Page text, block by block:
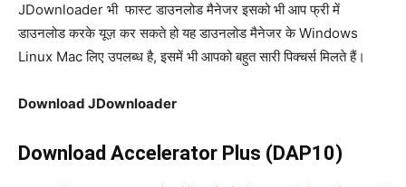
JDownloader भी फास्ट डाउनलोड मैनेजर इसको भी आप फ्री में
डाउनलोड करके यूज़ कर सकते हो यह डाउनलोड मैनेजर के Windows
Linux Mac लिए उपलब्ध है, इसमें भी आपको बहुत सारी पिक्चर्स मिलते हैं।
Download JDownloader
Download Accelerator Plus (DAP10)